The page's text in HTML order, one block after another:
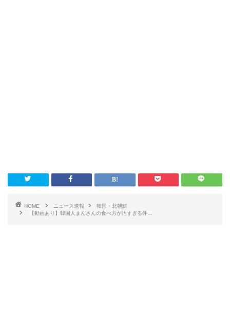
HOME ニュース速報
韓国・北朝鮮
【動画あり】韓国人まんさんの食べ方が汚すぎる件…